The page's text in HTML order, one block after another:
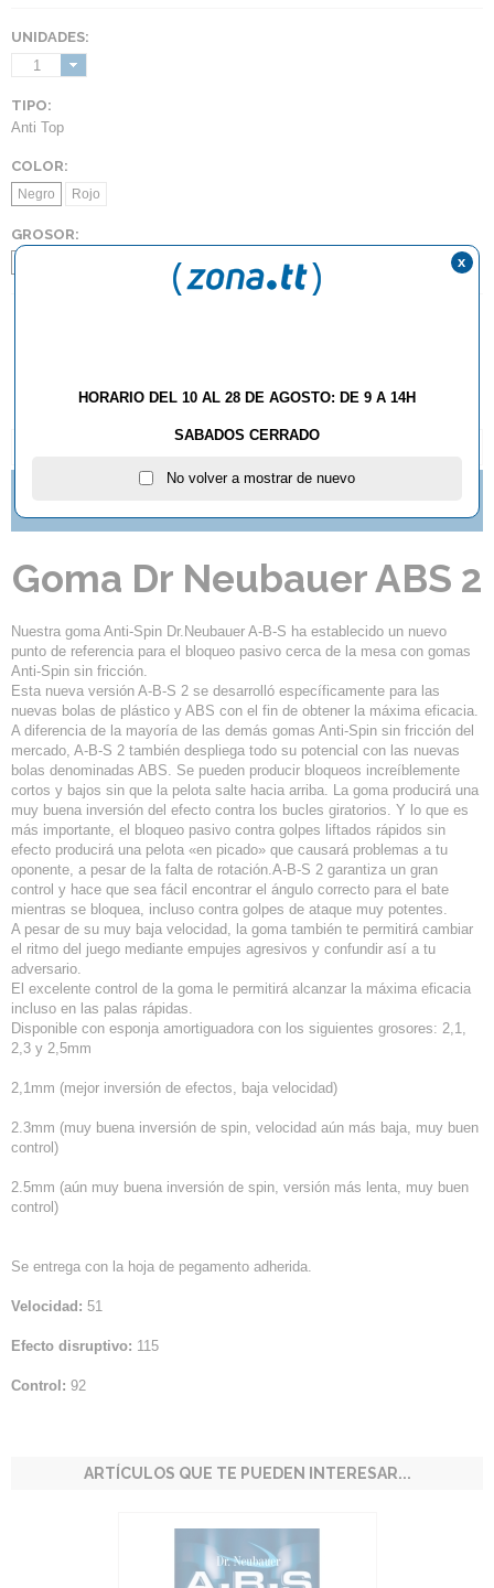
UNIDADES:
1
TIPO:
Anti Top
COLOR:
Negro Rojo
GROSOR:
BUTTERFLY
Goma Dr Neubauer ABS 2
Nuestra goma Anti-Spin Dr.Neubauer A-B-S ha establecido un nuevo
punto de referencia para el bloqueo pasivo cerca de la mesa con gomas
Anti-Spin sin fricción.
Esta nueva versión A-B-S 2 se desarrolló específicamente para las
nuevas bolas de plástico y ABS con el fin de obtener la máxima eficacia.
A diferencia de la mayoría de las demás gomas Anti-Spin sin fricción del
mercado, A-B-S 2 también despliega todo su potencial con las nuevas
bolas denominadas ABS. Se pueden producir bloqueos increíblemente
cortos y bajos sin que la pelota salte hacia arriba. La goma producirá una
muy buena inversión del efecto contra los bucles giratorios. Y lo que es
más importante, el bloqueo pasivo contra golpes liftados rápidos sin
efecto producirá una pelota «en picado» que causará problemas a tu
oponente, a pesar de la falta de rotación.A-B-S 2 garantiza un gran
control y hace que sea fácil encontrar el ángulo correcto para el bate
mientras se bloquea, incluso contra golpes de ataque muy potentes.
A pesar de su muy baja velocidad, la goma también te permitirá cambiar
el ritmo del juego mediante empujes agresivos y confundir así a tu
adversario.
El excelente control de la goma le permitirá alcanzar la máxima eficacia
incluso en las palas rápidas.
Disponible con esponja amortiguadora con los siguientes grosores: 2,1,
2,3 y 2,5mm
2,1mm (mejor inversión de efectos, baja velocidad)
2.3mm (muy buena inversión de spin, velocidad aún más baja, muy buen
control)
2.5mm (aún muy buena inversión de spin, versión más lenta, muy buen
control)
Se entrega con la hoja de pegamento adherida.
Velocidad: 51
Efecto disruptivo: 115
Control: 92
ARTÍCULOS QUE TE PUEDEN INTERESAR...
HORARIO DEL 10 AL 28 DE AGOSTO: DE 9 A 14H
SABADOS CERRADO
No volver a mostrar de nuevo
x